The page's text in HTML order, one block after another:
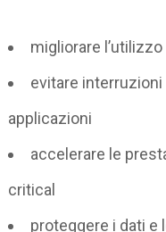
migliorare
evitare
applicazioni
accelerare le
critical
proteggere i dati e